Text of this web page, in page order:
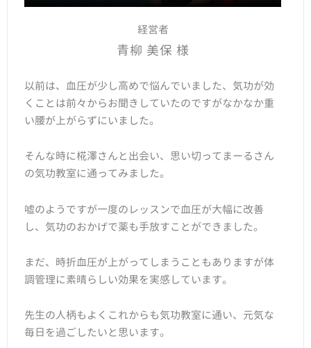
経営者
青柳 美保 様
以前は、血圧が少し高めで悩んでいました、気功が効
くことは前々からお聞きしていたのですがなかなか重
い腰が上がらずにいました。
そんな時に椛澤さんと出会い、思い切ってまーるさん
の気功教室に通ってみました。
嘘のようですが一度のレッスンで血圧が大幅に改善
し、気功のおかげで薬も手放すことができました。
まだ、時折血圧が上がってしまうこともありますが体
調管理に素晴らしい効果を実感しています。
先生の人柄もよくこれからも気功教室に通い、元気な
毎日を過ごしたいと思います。